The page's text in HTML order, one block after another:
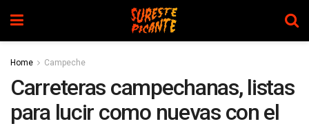
Home Campeche
Carreteras campechanas, listas
para lucir como nuevas con el